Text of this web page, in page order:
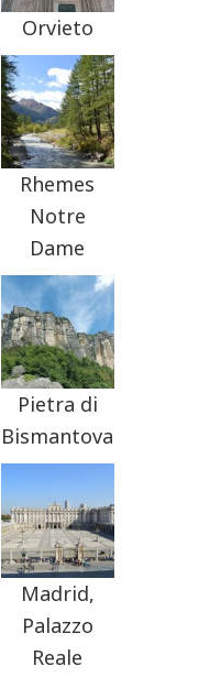
Orvieto
Rhemes
Notre
Dame
Pietra di
Bismantova
Madrid,
Palazzo
Reale